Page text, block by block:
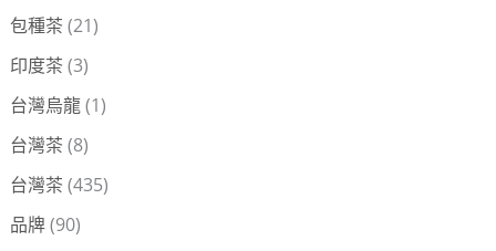
包種茶 (21)
印度茶 (3)
台灣烏龍(1)
台灣茶 (8)
台灣茶 (435)
品牌(90)